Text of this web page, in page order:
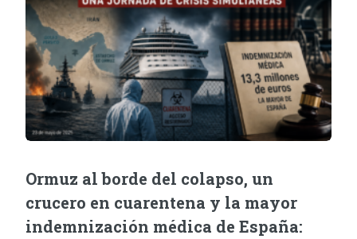
Ormuz al borde del colapso, un
crucero en cuarentena y la mayor
indemnización médica de España: